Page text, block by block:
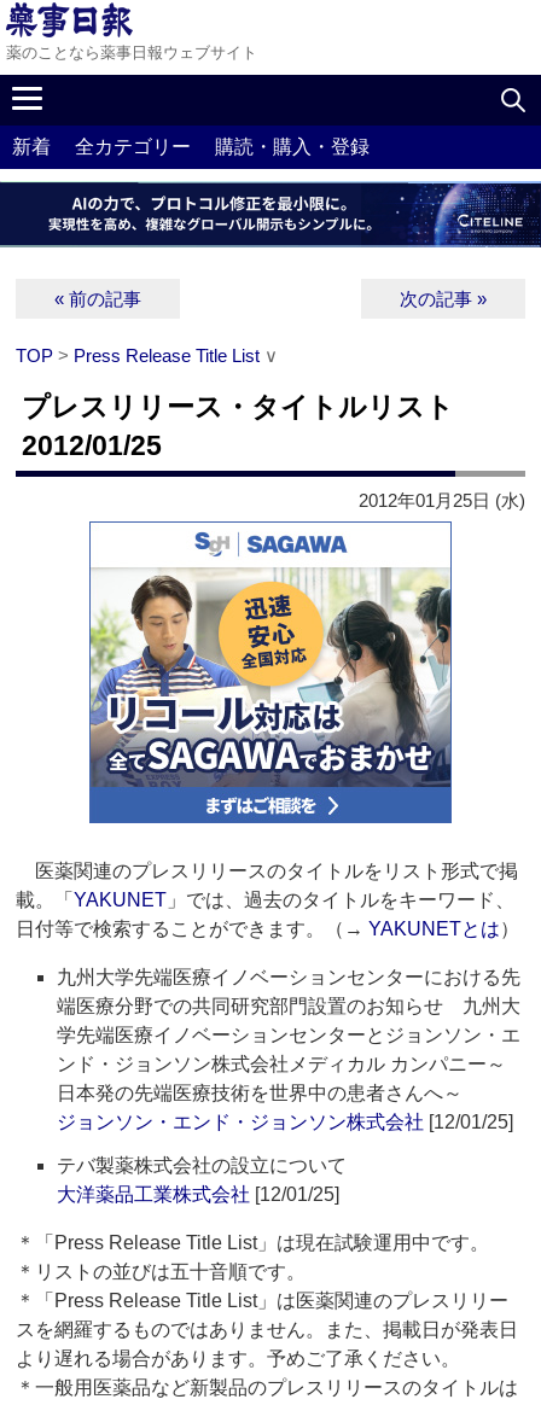
薬のことなら薬事日報ウェブサイト
新着 全カテゴリー 購読・購入・登録
« 前の記事 次の記事 »
TOP > Press Release Title List ∨
プレスリリース・タイトルリスト
2012/01/25
2012年01月25日 (水)
医薬関連のプレスリリースのタイトルをリスト形式で掲
載。「YAKUNET 」では、過去のタイトルをキーワード、
日付等で検索することができます。（→YAKUNETとは）
九州大学先端医療イノベーションセンターにおける先
端医療分野での共同研究部門設置のお知らせ 九州大
学先端医療イノベーションセンターとジョンソン・エ
ンド・ジョンソン株式会社メディカル カンパニー～
日本発の先端医療技術を世界中の患者さんへ～
ジョンソン・エンド・ジョンソン株式会社 [12/01/25]
テバ製薬株式会社の設立について
大洋薬品工業株式会社 [12/01/25]
＊「Press Release Title List」は現在試験運用中です。
＊リストの並びは五十音順です。
＊「Press Release Title List」は医薬関連のプレスリリー
スを網羅するものではありません。また、掲載日が発表日
より遅れる場合があります。予めご了承ください。
＊一般用医薬品など新製品のプレスリリースのタイトルは